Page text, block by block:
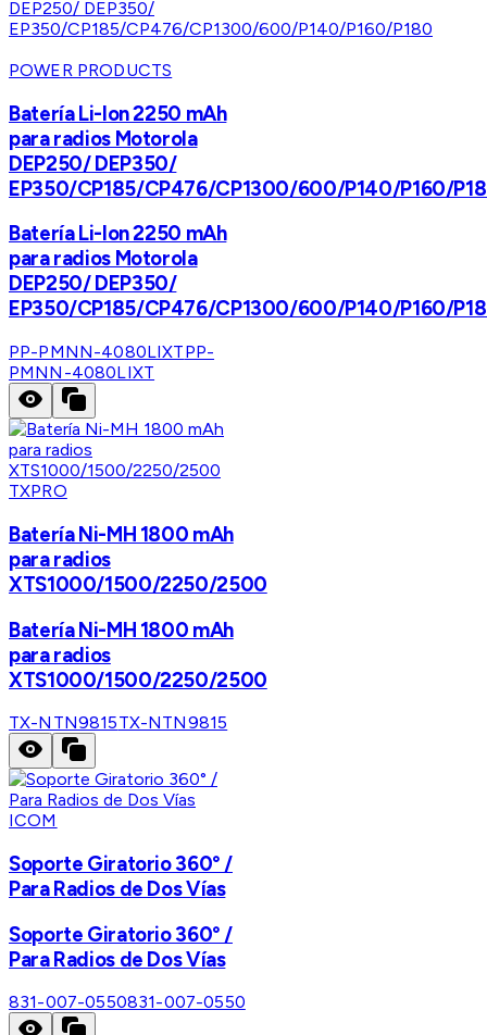
POWER PRODUCTS
Batería Li-Ion 2250 mAh
para radios Motorola
DEP250/ DEP350/
EP350/CP185/CP476/CP1300/600/P140/P160/
Batería Li-Ion 2250 mAh
para radios Motorola
DEP250/ DEP350/
EP350/CP185/CP476/CP1300/600/P140/P160/
PP-PMNN-4080LIXTPP-
PMNN-4080LIXT
TXPRO
Batería Ni-MH 1800 mAh
para radios
XTS1000/1500/2250/2500
Batería Ni-MH 1800 mAh
para radios
XTS1000/1500/2250/2500
TX-NTN9815TX-NTN9815
ICOM
Soporte Giratorio 360° /
Para Radios de Dos Vías
Soporte Giratorio 360° /
Para Radios de Dos Vías
831-007-0550831-007-0550